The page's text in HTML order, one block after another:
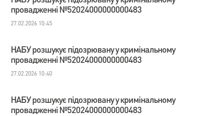
провадженні №52024000000000483
27.02.2026 10:45
НАБУ розшукує підозрювану у кримінальному
провадженні №52024000000000483
27.02.2026 10:40
НАБУ розшукує підозрювану у кримінальному
провадженні №52024000000000483